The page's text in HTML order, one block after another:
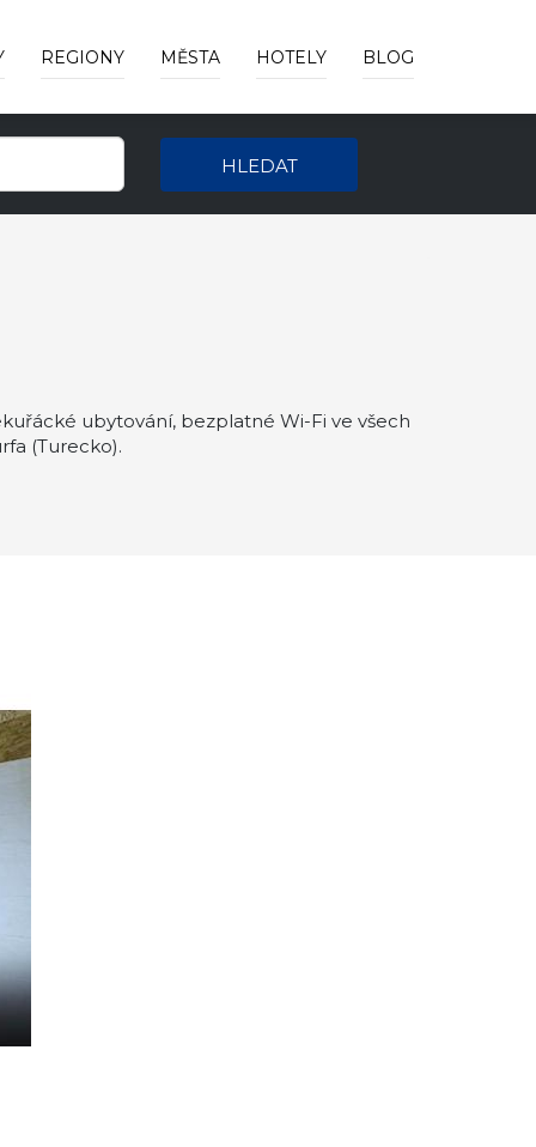
REGIONY MĚSTA HOTELY BLOG
HLEDAT
ubytování, bezplatné Wi-Fi ve všech
(Turecko).